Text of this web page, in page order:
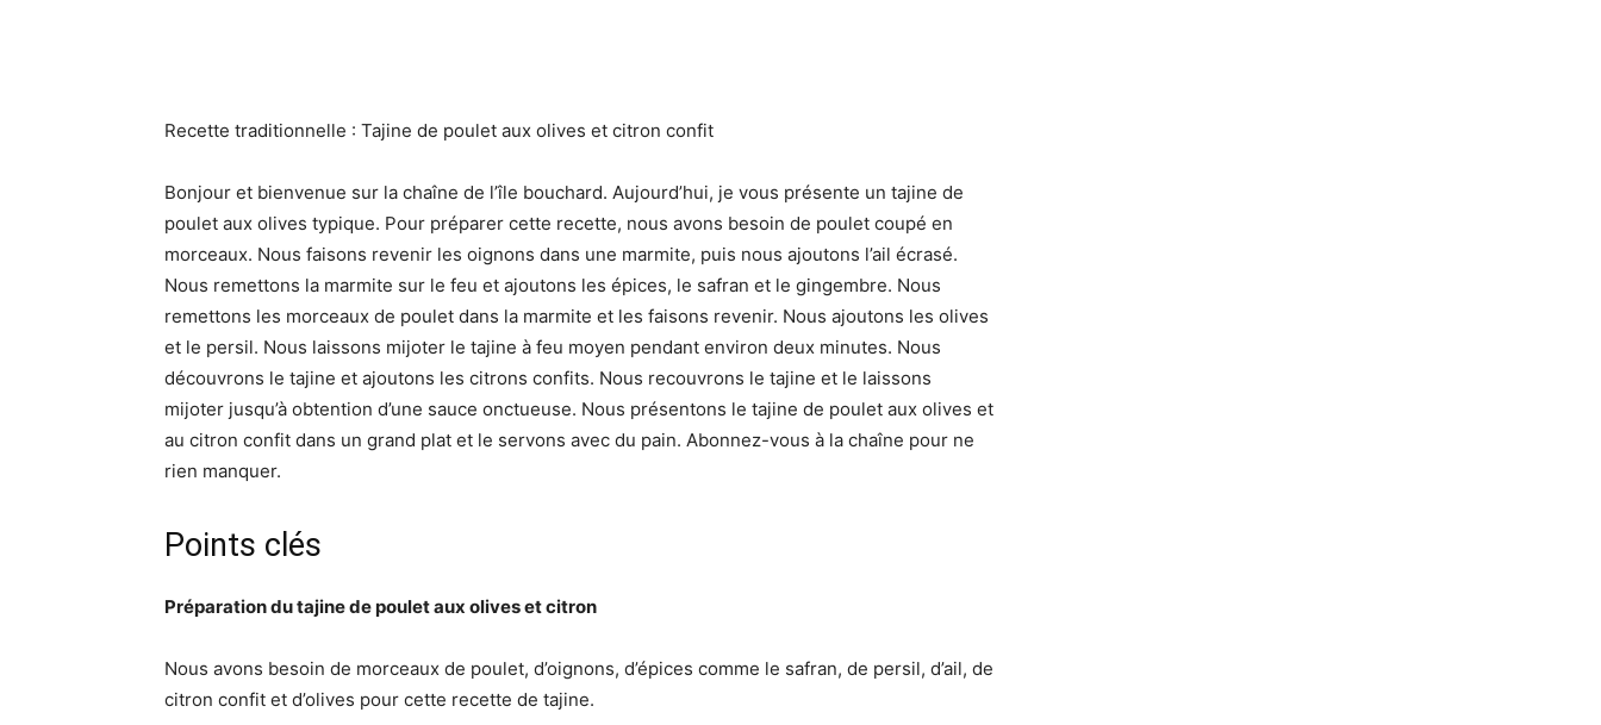
Recette traditionnelle : Tajine de poulet aux olives et citron confit
Bonjour et bienvenue sur la chaîne de l’île bouchard. Aujourd’hui, je vous présente un tajine de
poulet aux olives typique. Pour préparer cette recette, nous avons besoin de poulet coupé en
morceaux. Nous faisons revenir les oignons dans une marmite, puis nous ajoutons l’ail écrasé.
Nous remettons la marmite sur le feu et ajoutons les épices, le safran et le gingembre. Nous
remettons les morceaux de poulet dans la marmite et les faisons revenir. Nous ajoutons les olives
et le persil. Nous laissons mijoter le tajine à feu moyen pendant environ deux minutes. Nous
découvrons le tajine et ajoutons les citrons confits. Nous recouvrons le tajine et le laissons
mijoter jusqu’à obtention d’une sauce onctueuse. Nous présentons le tajine de poulet aux olives et
au citron confit dans un grand plat et le servons avec du pain. Abonnez-vous à la chaîne pour ne
rien manquer.
Points clés
Préparation du tajine de poulet aux olives et citron
Nous avons besoin de morceaux de poulet, d’oignons, d’épices comme le safran, de persil, d’ail, de
citron confit et d’olives pour cette recette de tajine.